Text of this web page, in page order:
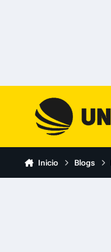
Inicio Blogs